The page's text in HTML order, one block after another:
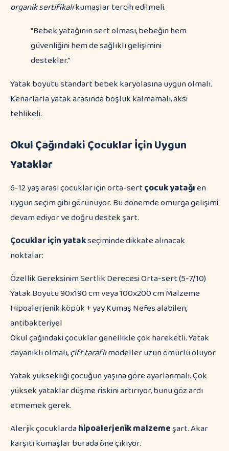
organik sertifikalıkumaşlar tercih edilmeli.
"Bebek yatağının sert olması, bebeğin hem
güvenliğini hem de sağlıklı gelişimini
destekler."
Yatak boyutu standart bebek karyolasına uygun olmalı.
Kenarlarla yatak arasında boşluk kalmamalı, aksi
tehlikeli.
Okul Çağındaki Çocuklar İçin Uygun
Yataklar
6-12 yaş arası çocuklar için orta-sertçocuk yatağıen
uygun seçim gibi görünüyor. Bu dönemde omurga gelişimi
devam ediyor ve doğru destek şart.
Çocuklar için yatakseçiminde dikkate alınacak
noktalar:
Özellik Gereksinim Sertlik Derecesi Orta-sert (5-7/10)
Yatak Boyutu 90x190 cm veya 100x200 cm Malzeme
Hipoalerjenik köpük + yay Kumaş Nefes alabilen,
antibakteriyel
Okul çağındaki çocuklar genellikle çok hareketli. Yatak
dayanıklı olmalı,çift taraflımodeller uzun ömürlü oluyor.
Yatak yüksekliği çocuğun yaşına göre ayarlanmalı. Çok
yüksek yataklar düşme riskini artırıyor, bunu göz ardı
etmemek gerek.
Alerjik çocuklardahipoalerjenik malzemeşart. Akar
karşıtı kumaşlar burada öne çıkıyor.